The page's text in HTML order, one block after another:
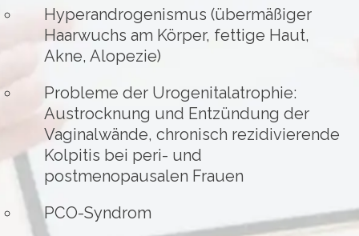
Hyperandrogenismus (übermäßiger
Haarwuchs am Körper, fettige Haut,
Akne, Alopezie)
Probleme der Urogenitalatrophie:
Austrocknung und Entzündung der
Vaginalwände, chronisch rezidivierende
Kolpitis bei peri- und
postmenopausalen Frauen
PCO-Syndrom